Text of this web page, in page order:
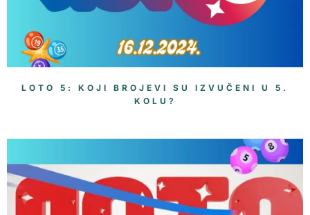
LOTO 5: KOJI BROJEVI SU IZVUČENI U 5.
KOLU?